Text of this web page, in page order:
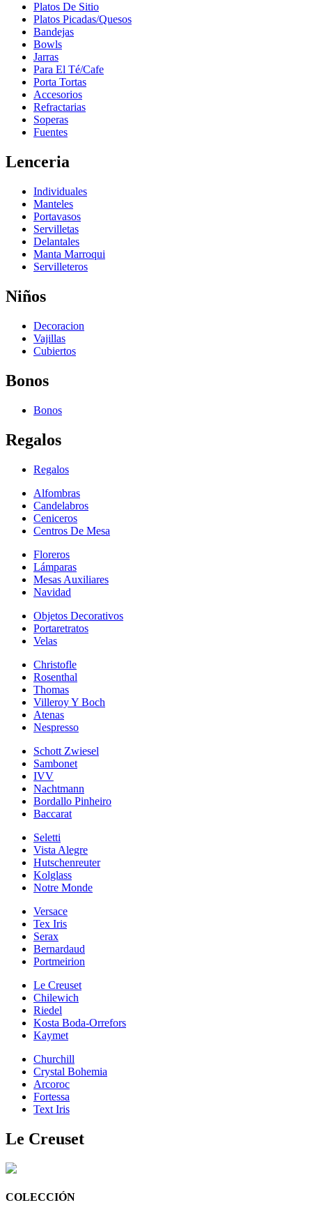
Platos De Sitio
Platos Picadas/Quesos
Bandejas
Bowls
Jarras
Para El Té/Cafe
Porta Tortas
Accesorios
Refractarias
Soperas
Fuentes
Lenceria
Individuales
Manteles
Portavasos
Servilletas
Delantales
Manta Marroqui
Servilleteros
Niños
Decoracion
Vajillas
Cubiertos
Bonos
Bonos
Regalos
Regalos
Alfombras
Candelabros
Ceniceros
Centros De Mesa
Floreros
Lámparas
Mesas Auxiliares
Navidad
Objetos Decorativos
Portaretratos
Velas
Christofle
Rosenthal
Thomas
Villeroy Y Boch
Atenas
Nespresso
Schott Zwiesel
Sambonet
IVV
Nachtmann
Bordallo Pinheiro
Baccarat
Seletti
Vista Alegre
Hutschenreuter
Kolglass
Notre Monde
Versace
Tex Iris
Serax
Bernardaud
Portmeirion
Le Creuset
Chilewich
Riedel
Kosta Boda-Orrefors
Kaymet
Churchill
Crystal Bohemia
Arcoroc
Fortessa
Text Iris
Le Creuset
COLECCIÓN